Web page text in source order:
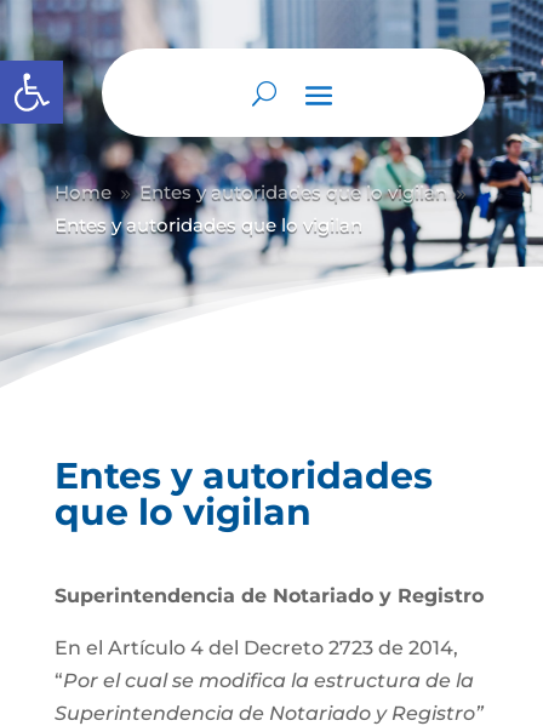
Abrir barra de herramientas
Home 9 Entes y autoridades que lo vigilan 9
Entes y autoridades que lo vigilan
Entes y autoridades
que lo vigilan
Superintendencia de Notariado y Registro
En el Artículo 4 del Decreto 2723 de 2014,
“Por el cual se modifica la estructura de la
Superintendencia de Notariado y Registro”